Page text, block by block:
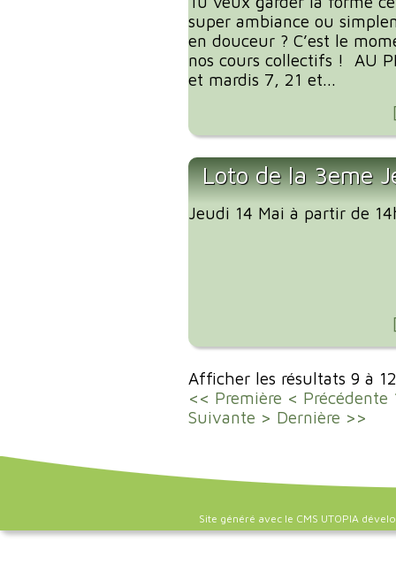
super ambiance ou
en douceur ? C’est le
nos cours collectifs ! AU
et mardis 7, 21 et...
Loto de la 3eme
Jeudi 14 Mai à partir de
Afficher les résultats 9 à
<< Première < Précédente
Suivante > Dernière >>
Site généré avec le CMS UTOPIA